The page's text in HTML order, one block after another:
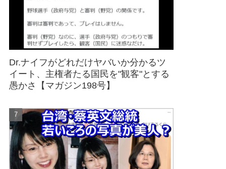
Dr.ナイフがどれだけヤバいか分かるツ
イート、主権者たる国民を"観客"とする
愚かさ【マガジン198号】